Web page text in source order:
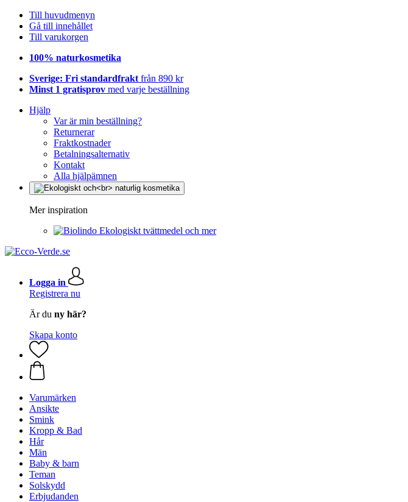
Till huvudmenyn
Gå till innehållet
Till varukorgen
100% naturkosmetika
Sverige: Fri standardfrakt från 890 kr
Minst 1 gratisprov med varje beställning
Hjälp
Var är min beställning?
Returnerar
Fraktkostnader
Betalningsalternativ
Kontakt
Alla hjälpämnen
Mer inspiration
Ekologiskt tvättmedel och mer
Logga in
Registrera nu
Är du ny här?
Skapa konto
Varumärken
Ansikte
Smink
Kropp & Bad
Hår
Män
Baby & barn
Teman
Solskydd
Erbjudanden